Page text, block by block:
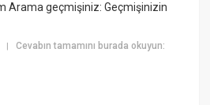
Arama geçmişiniz: Geçmişinizin
|Cevabın tamamını burada okuyun: